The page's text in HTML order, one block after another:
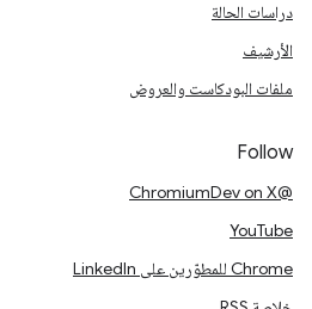
دراسات الحالة
الأرشيف
ملفات البودكاست والعروض
Follow
@ChromiumDev on X
YouTube
Chrome للمطوّرين على LinkedIn